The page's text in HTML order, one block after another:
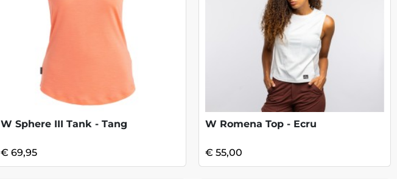
W Sphere III Tank - Tang
€ 69,95
W Romena Top - Ecru
€ 55,00